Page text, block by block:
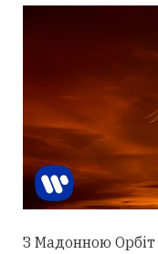
З Мадонною Орбіт